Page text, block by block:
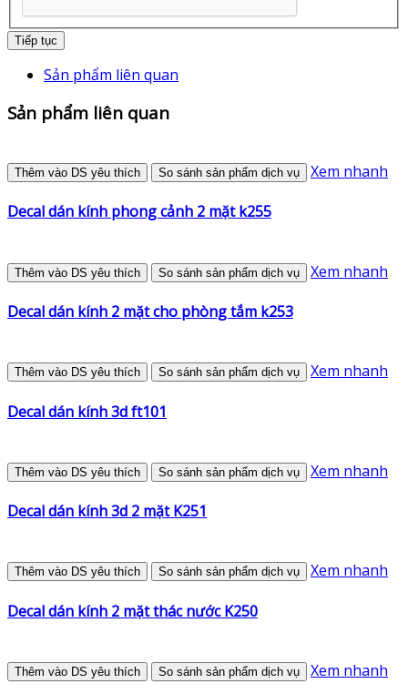
Tiếp tục
Sản phẩm liên quan
Sản phẩm liên quan
Thêm vào DS yêu thích So sánh sản phẩm dịch vụ Xem nhanh
Decal dán kính phong cảnh 2 mặt k255
Thêm vào DS yêu thích So sánh sản phẩm dịch vụ Xem nhanh
Decal dán kính 2 mặt cho phòng tắm k253
Thêm vào DS yêu thích So sánh sản phẩm dịch vụ Xem nhanh
Decal dán kính 3d ft101
Thêm vào DS yêu thích So sánh sản phẩm dịch vụ Xem nhanh
Decal dán kính 3d 2 mặt K251
Thêm vào DS yêu thích So sánh sản phẩm dịch vụ Xem nhanh
Decal dán kính 2 mặt thác nước K250
Thêm vào DS yêu thích So sánh sản phẩm dịch vụ Xem nhanh